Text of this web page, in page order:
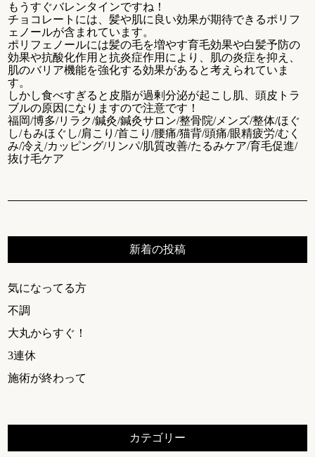
もうすぐバレンタインですね！
チョコレートには、髪や肌に良い効果が期待できるポリフ
ェノールが含まれています。
ポリフェノールには髪の毛を増やす育毛効果や白髪予防の
効果や抗酸化作用と抗炎症作用により、肌の炎症を抑え、
肌のバリア機能を強化する効果があると考えられていま
す。
しかし食べすぎると皮脂が過剰分泌が起こし肌、頭皮トラ
ブルの原因になりますので注意です！
福岡/博多/リラク/鍼灸/鍼灸サロン/整骨院/メンズ/整体/ほぐ
し/もみほぐし/肩こり/首こり/腰痛/猫背/頭痛/眼精疲労/むく
み/冷え/カッピング/リンパ/肌質改善/たるみケア/育毛促進/
抜け毛ケア
新着の投稿
気になってる方
不調
大丸からすぐ！
3連休
施術が終わって
カテゴリー